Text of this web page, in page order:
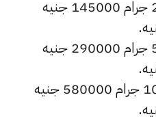
سعر الذهب عيار 21 وزن 25 جرام 145000 جنيه
سعر الذهب عيار 21 وزن 50 جرام 290000 جنيه
سعر الذهب عيار 21 وزن 100 جرام 580000 جنيه